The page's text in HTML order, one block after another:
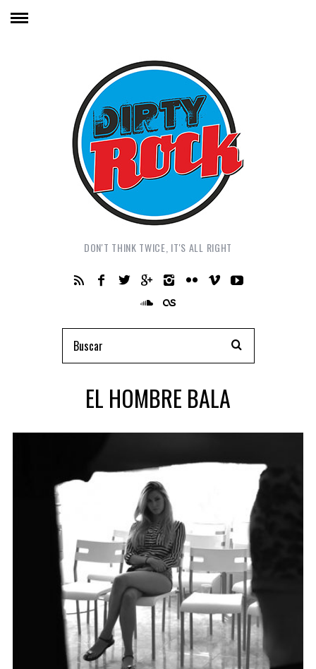
DON'T THINK TWICE, IT'S ALL RIGHT
EL HOMBRE BALA